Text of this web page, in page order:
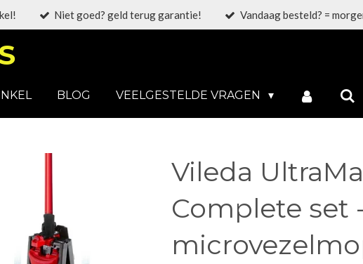
Niet goed? geld terug garantie! Vandaag besteld? =
BLOG VEELGESTELDE VRAGEN
Vileda
Complete set